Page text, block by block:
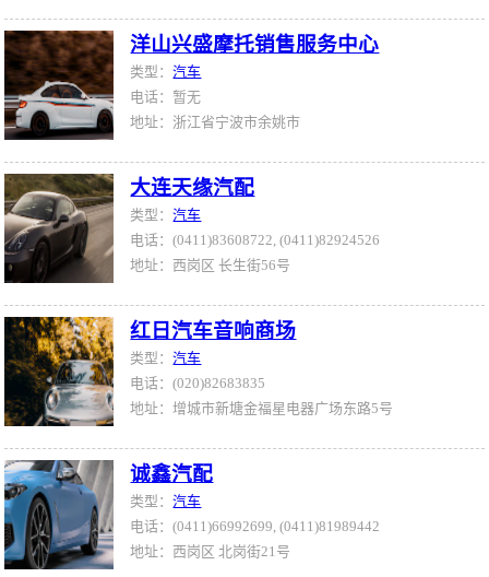
洋山兴盛摩托销售服务中心
类型：汽车
电话：暂无
地址：浙江省宁波市余姚市
大连天缘汽配
类型：汽车
电话：(0411)83608722, (0411)82924526
地址：西岗区 长生街56号
红日汽车音响商场
类型：汽车
电话：(020)82683835
地址：增城市新塘金福星电器广场东路5号
诚鑫汽配
类型：汽车
电话：(0411)66992699, (0411)81989442
地址：西岗区 北岗街21号